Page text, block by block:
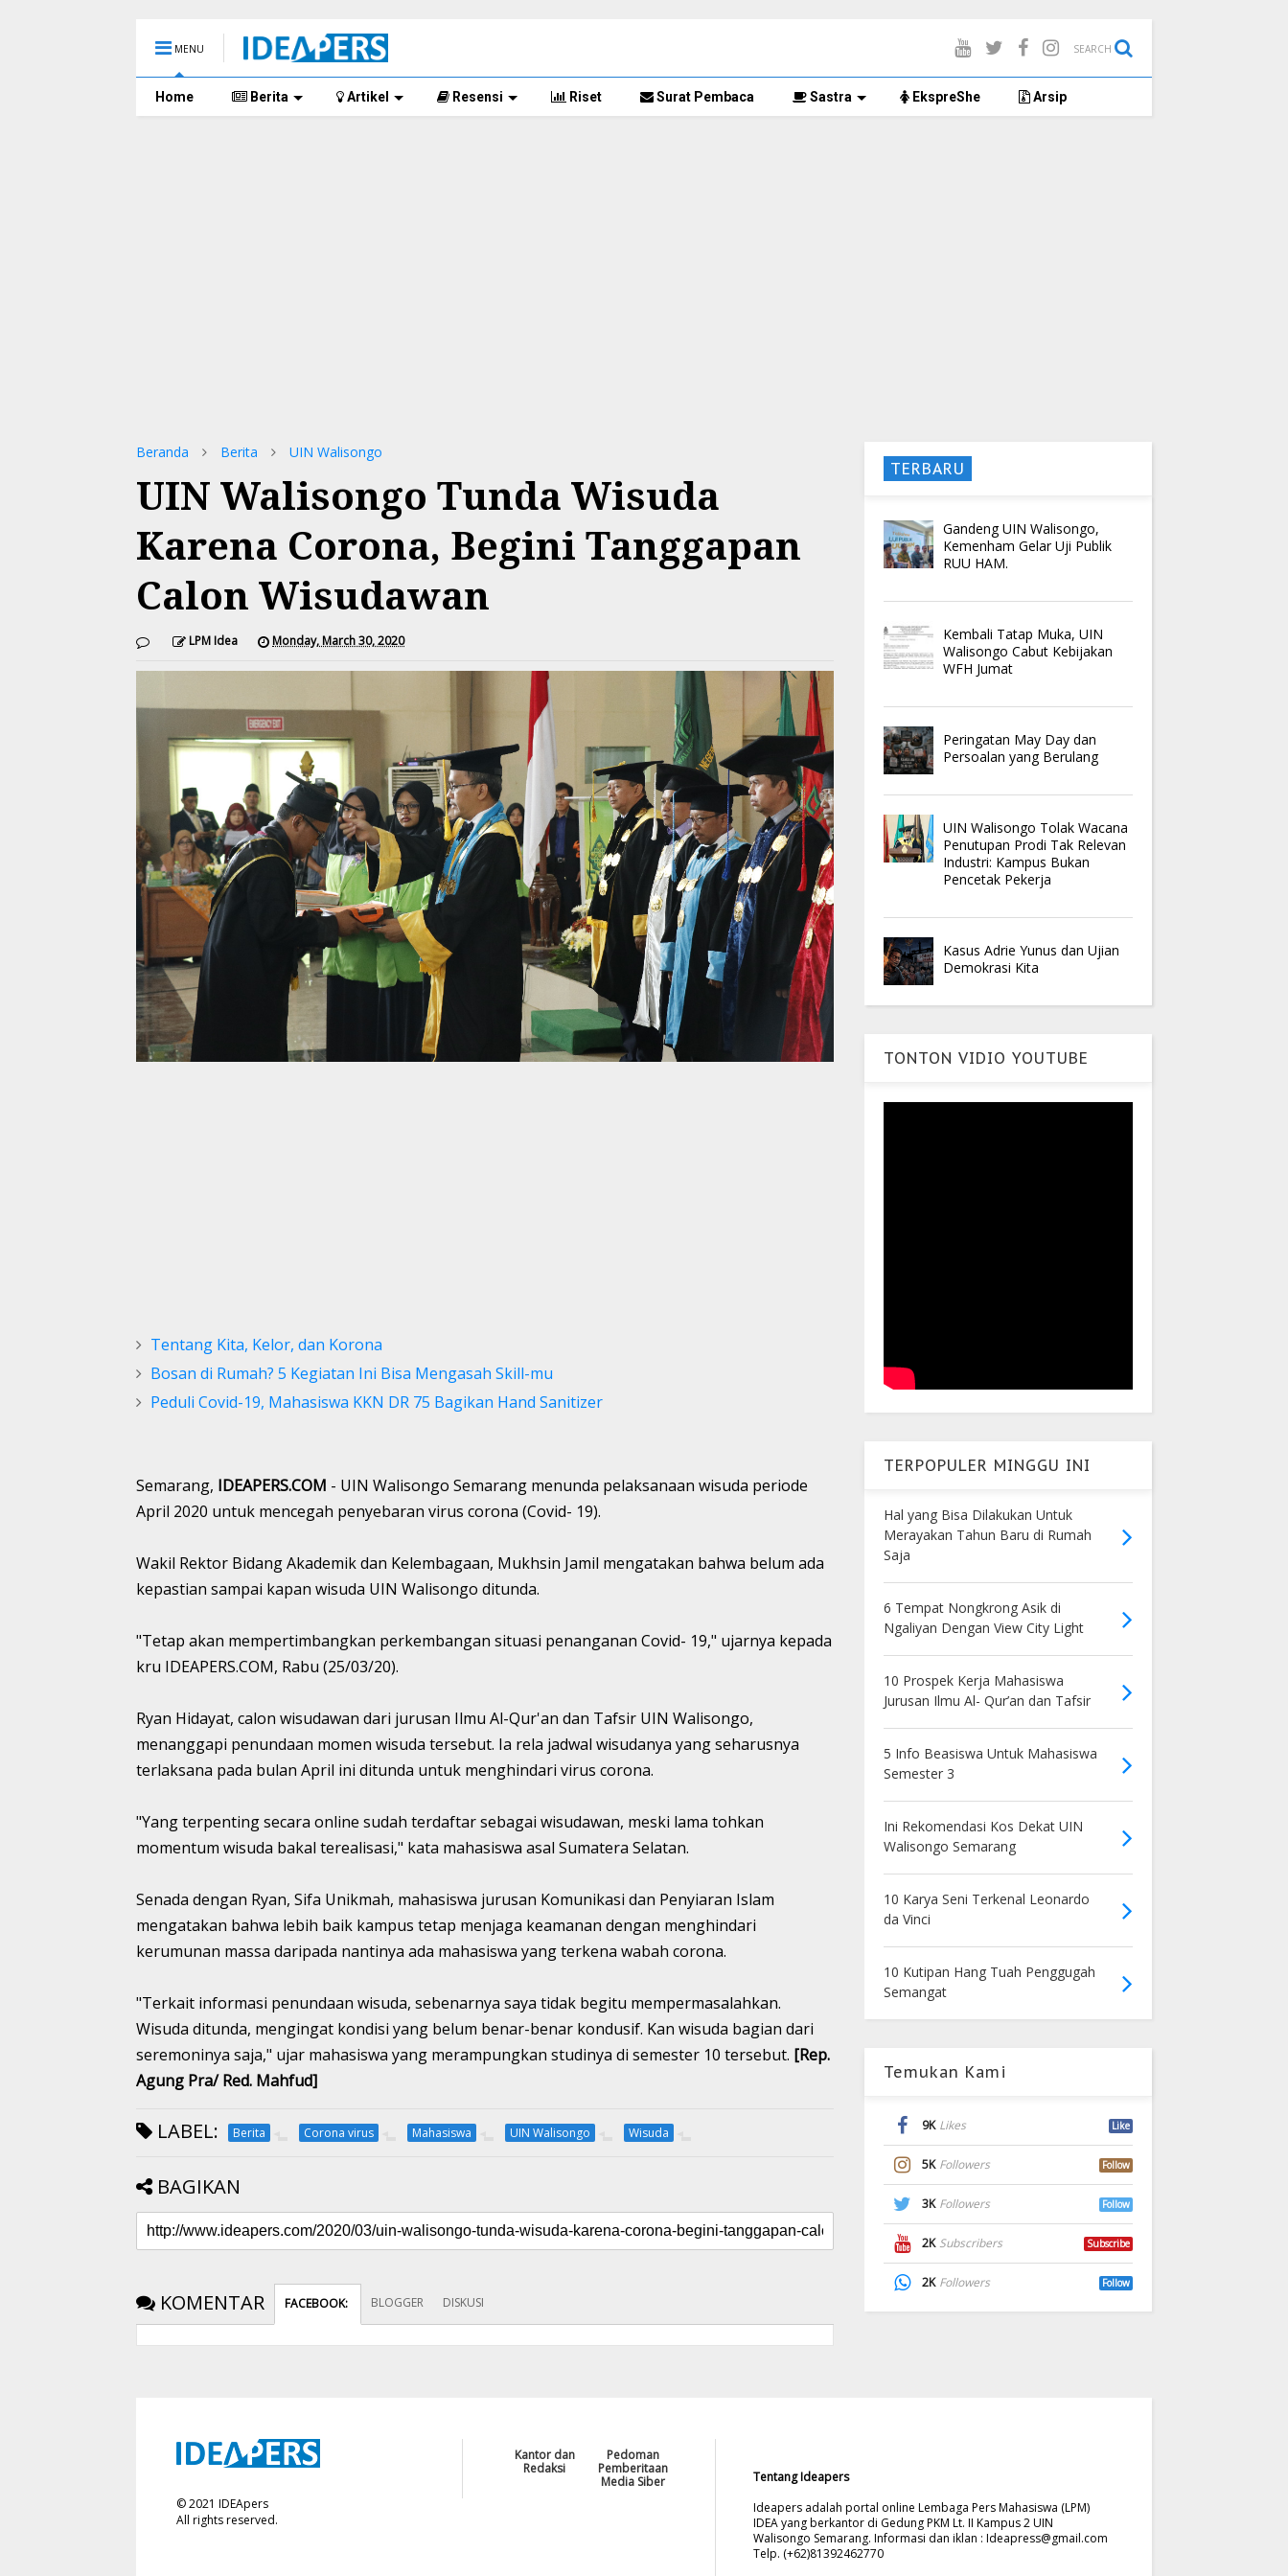
MENU SEARCH
Home Berita Artikel Resensi Riset Surat Pembaca Sastra EkspreShe Arsip
Beranda Berita UIN Walisongo
UIN Walisongo Tunda Wisuda
Karena Corona, Begini Tanggapan
Calon Wisudawan
LPM Idea Monday, March 30, 2020
Tentang Kita, Kelor, dan Korona
Bosan di Rumah? 5 Kegiatan Ini Bisa Mengasah Skill-mu
Peduli Covid-19, Mahasiswa KKN DR 75 Bagikan Hand Sanitizer
Semarang, IDEAPERS.COM - UIN Walisongo Semarang menunda pelaksanaan wisuda periode
April 2020 untuk mencegah penyebaran virus corona (Covid- 19).
Wakil Rektor Bidang Akademik dan Kelembagaan, Mukhsin Jamil mengatakan bahwa belum ada
kepastian sampai kapan wisuda UIN Walisongo ditunda.
"Tetap akan mempertimbangkan perkembangan situasi penanganan Covid- 19," ujarnya kepada
kru IDEAPERS.COM, Rabu (25/03/20).
Ryan Hidayat, calon wisudawan dari jurusan Ilmu Al-Qur'an dan Tafsir UIN Walisongo,
menanggapi penundaan momen wisuda tersebut. Ia rela jadwal wisudanya yang seharusnya
terlaksana pada bulan April ini ditunda untuk menghindari virus corona.
"Yang terpenting secara online sudah terdaftar sebagai wisudawan, meski lama tohkan
momentum wisuda bakal terealisasi," kata mahasiswa asal Sumatera Selatan.
Senada dengan Ryan, Sifa Unikmah, mahasiswa jurusan Komunikasi dan Penyiaran Islam
mengatakan bahwa lebih baik kampus tetap menjaga keamanan dengan menghindari
kerumunan massa daripada nantinya ada mahasiswa yang terkena wabah corona.
"Terkait informasi penundaan wisuda, sebenarnya saya tidak begitu mempermasalahkan.
Wisuda ditunda, mengingat kondisi yang belum benar-benar kondusif. Kan wisuda bagian dari
seremoninya saja," ujar mahasiswa yang merampungkan studinya di semester 10 tersebut. [Rep.
Agung Pra/ Red. Mahfud]
LABEL: Berita Corona virus Mahasiswa UIN Walisongo Wisuda
BAGIKAN
KOMENTAR FACEBOOK: BLOGGER DISKUSI
TERBARU
Gandeng UIN Walisongo,
Kemenham Gelar Uji Publik
RUU HAM.
Kembali Tatap Muka, UIN
Walisongo Cabut Kebijakan
WFH Jumat
Peringatan May Day dan
Persoalan yang Berulang
UIN Walisongo Tolak Wacana
Penutupan Prodi Tak Relevan
Industri: Kampus Bukan
Pencetak Pekerja
Kasus Adrie Yunus dan Ujian
Demokrasi Kita
TONTON VIDIO YOUTUBE
TERPOPULER MINGGU INI
Hal yang Bisa Dilakukan Untuk
Merayakan Tahun Baru di Rumah
Saja
6 Tempat Nongkrong Asik di
Ngaliyan Dengan View City Light
10 Prospek Kerja Mahasiswa
Jurusan Ilmu Al- Qur’an dan Tafsir
5 Info Beasiswa Untuk Mahasiswa
Semester 3
Ini Rekomendasi Kos Dekat UIN
Walisongo Semarang
10 Karya Seni Terkenal Leonardo
da Vinci
10 Kutipan Hang Tuah Penggugah
Semangat
Temukan Kami
9K Likes Like
5K Followers Follow
3K Followers Follow
2K Subscribers Subscribe
2K Followers Follow
©2021 IDEApers
All rights reserved.
Kantor dan
Redaksi
Pedoman
Pemberitaan
Media Siber
Tentang Ideapers
Ideapers adalah portal online Lembaga Pers Mahasiswa (LPM)
IDEA yang berkantor di Gedung PKM Lt. II Kampus 2 UIN
Walisongo Semarang. Informasi dan iklan :Ideapress@gmail.com
Telp. (+62)81392462770